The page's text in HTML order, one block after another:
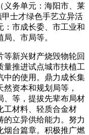
义务单元：海阳市、莱
士才绿色手艺立异活
：市成长委、市工业和
、市局等。
新兴财产烧毁物轮回
量推进试点城市扶植工
中的使用。鼎力成长集
资本和规划局等，
、等，提拔先辈布局材
工材料、轻质合金材
的立异供给能力。努力
烟台篇章。积极推广燃